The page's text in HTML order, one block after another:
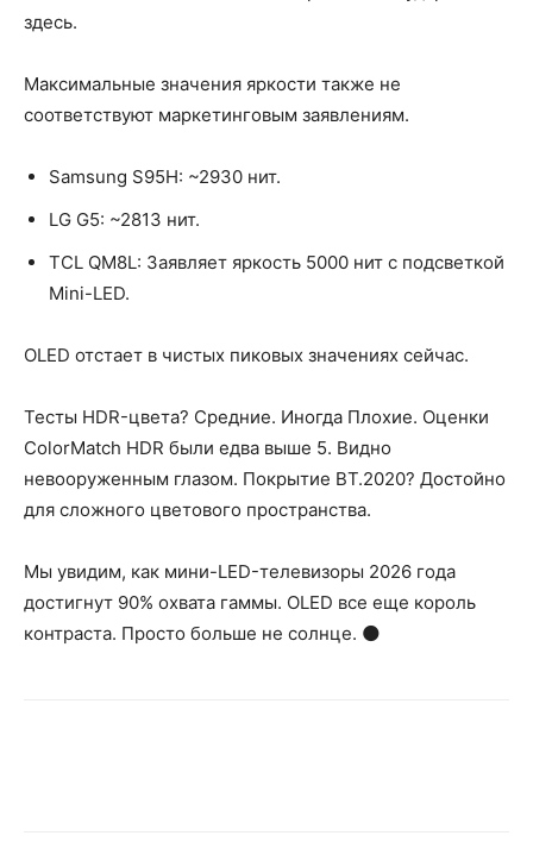
здесь.
Максимальные значения яркости также не
соответствуют маркетинговым заявлениям.
Samsung S95H: ~2930 нит.
LG G5: ~2813 нит.
TCL QM8L: Заявляет яркость 5000 нит с подсветкой
Mini-LED.
OLED отстает в чистых пиковых значениях сейчас.
Тесты HDR-цвета? Средние. Иногда Плохие. Оценки
ColorMatch HDR были едва выше 5. Видно
невооруженным глазом. Покрытие BT.2020? Достойно
для сложного цветового пространства.
Мы увидим, как мини-LED-телевизоры 2026 года
достигнут 90% охвата гаммы. OLED все еще король
контраста. Просто больше не солнце. 🌑